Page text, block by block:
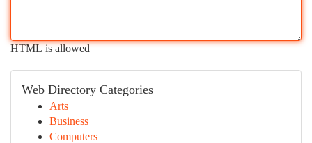
HTML is allowed
Web Directory Categories
Arts
Business
Computers